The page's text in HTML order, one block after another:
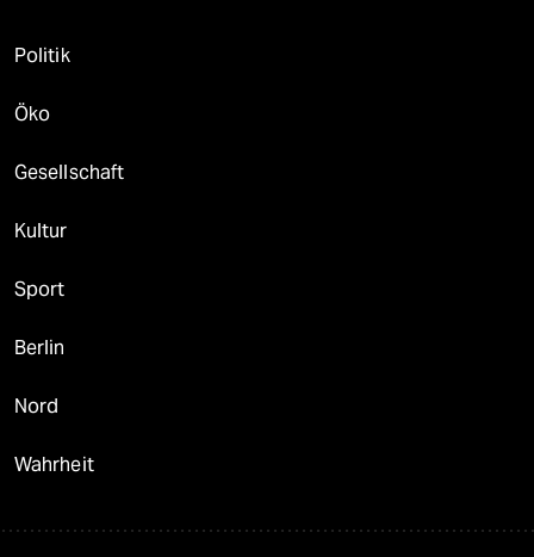
Politik
Öko
Gesellschaft
Kultur
Sport
Berlin
Nord
Wahrheit